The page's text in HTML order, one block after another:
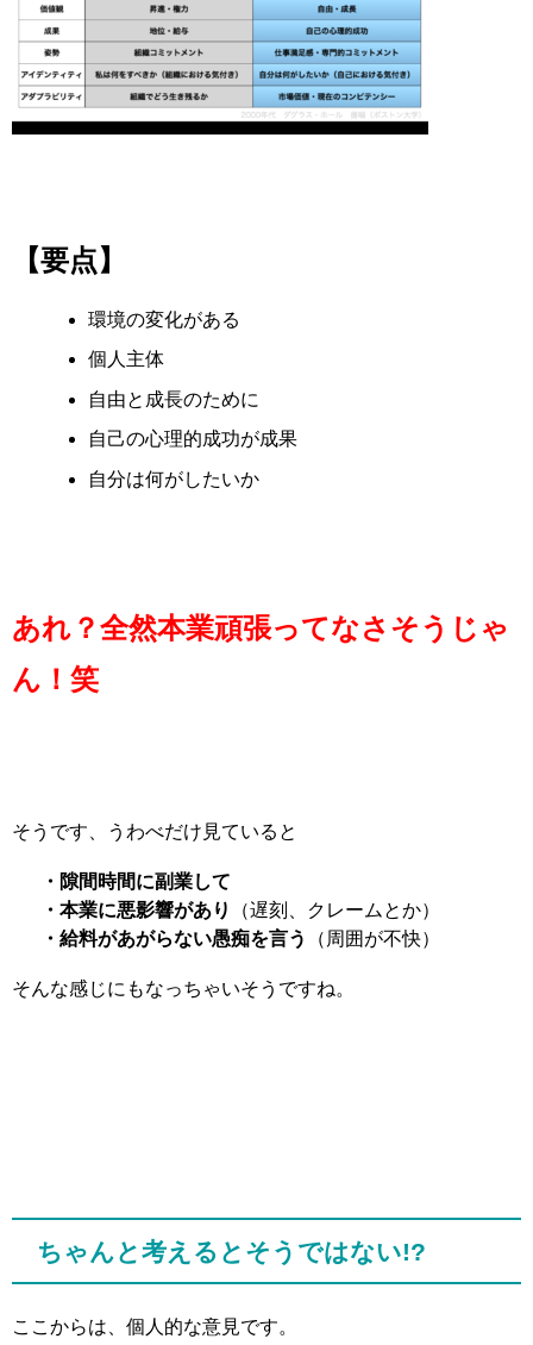
【要点】
環境の変化がある
個人主体
自由と成長のために
自己の心理的成功が成果
自分は何がしたいか
あれ？全然本業頑張ってなさそうじゃ
ん！笑
そうです、うわべだけ見ていると
・隙間時間に副業して
・本業に悪影響があり
（遅刻、クレームとか）
・給料があがらない愚痴を言う
（周囲が不快）
そんな感じにもなっちゃいそうですね。
ちゃんと考えるとそうではない!?
ここからは、個人的な意見です。